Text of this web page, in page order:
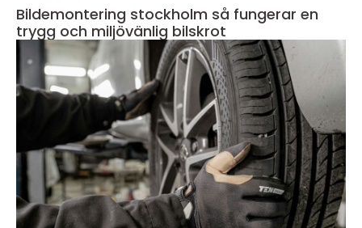
Bildemontering stockholm så fungerar en
trygg och miljövänlig bilskrot